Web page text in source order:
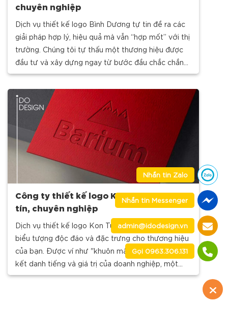
chuyên nghiệp
Dịch vụ thiết kế logo Bình Dương tự tin đề ra các
giải pháp hợp lý, hiệu quả mà vẫn “hợp mốt” với thị
trường. Chúng tôi tự thấu một thương hiệu được
đầu tư và xây dựng ngay từ bước đầu chắc chắn
sẽ
Công ty thiết kế logo Kon Tum đẹp, uy
tín, chuyên nghiệp
Dịch vụ thiết kế logo Kon Tum là quá trình tạo ra
biểu tượng độc đáo và đặc trưng cho thương hiệu
của bạn. Được ví như "khuôn mặt" đại diện gắn
kết danh tiếng và giá trị của doanh nghiệp, một
mẫu logo ấn
Nhắn tin Zalo
Nhắn tin Messenger
admin@idodesign.vn
Gọi 0963.306.131